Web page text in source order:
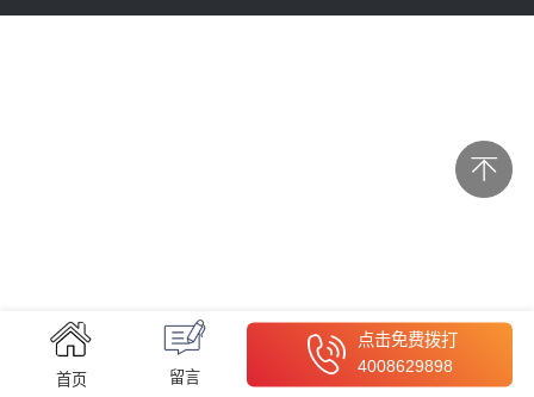
首页 留言
点击免费拨打
4008629898